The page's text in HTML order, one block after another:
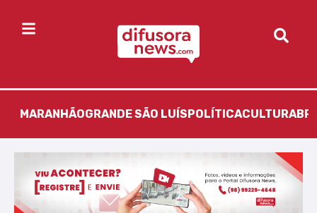
MARANHÃOGRANDE SÃO LUÍS POLÍTICACULTURA